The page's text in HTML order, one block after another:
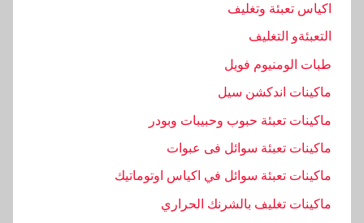
اكياس تعبئة وتغليف
التعبئةو التغليف
طبات الومنيوم فويل
ماكينات اندكشن سيل
ماكينات تعبئة حبوب وحبيبات وبودر
ماكينات تعبئة سوائل فى عبوات
ماكينات تعبئة سوائل في اكياس اوتوماتيك
ماكينات تغليف بالشرنك الحراري